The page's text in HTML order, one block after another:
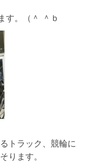
す。（＾ ＾ｂ
トラック、競輪に
ります。